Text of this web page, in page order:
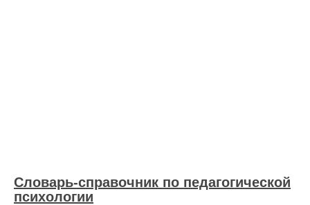
Словарь-справочник по педагогической
психологии